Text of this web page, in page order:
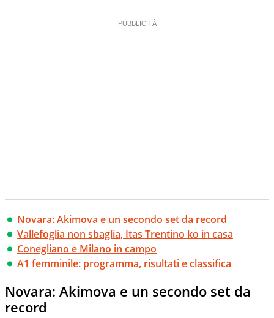
Novara: Akimova e un secondo set da record
Vallefoglia non sbaglia, Itas Trentino ko in casa
Conegliano e Milano in campo
A1 femminile: programma, risultati e classifica
Novara: Akimova e un secondo set da
record